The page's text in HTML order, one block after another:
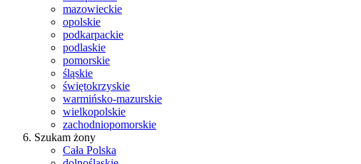
mazowieckie
opolskie
podkarpackie
podlaskie
pomorskie
śląskie
świętokrzyskie
warmińsko-mazurskie
wielkopolskie
zachodniopomorskie
Szukam żony
Cała Polska